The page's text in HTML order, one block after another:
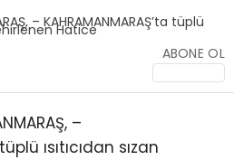
ABONE OL
–
ısıtıcıdan sızan